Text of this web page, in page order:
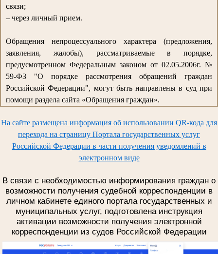
связи;
– через личный прием.
Обращения непроцессуального характера (предложения,
заявления, жалобы), рассматриваемые в порядке,
предусмотренном Федеральным законом от 02.05.2006г. №
59-ФЗ "О порядке рассмотрения обращений граждан
Российской Федерации", могут быть направлены в суд при
помощи раздела сайта «Обращения граждан».
На сайте размещена информация об использовании QR-кода для
перехода на страницу Портала государственных услуг
Российской Федерации в части получения уведомлений в
электронном виде
В связи с необходимостью информирования граждан о
возможности получения судебной корреспонденции в
личном кабинете единого портала государственных и
муниципальных услуг, подготовлена инструкция
активации возможности получения электронной
корреспонденции из судов Российской Федерации